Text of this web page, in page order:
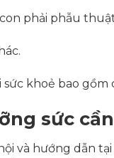
phải phẫu
khoẻ bao
sức
và hướng dẫn